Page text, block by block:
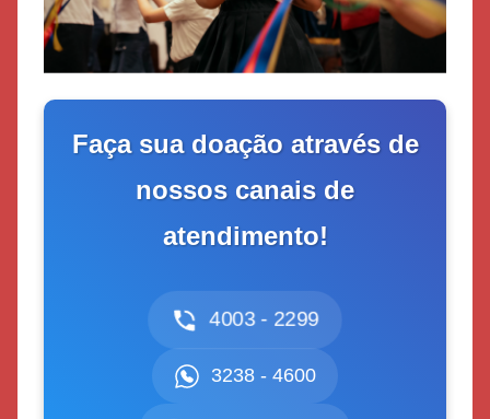
Faça sua doação através de
nossos canais de
atendimento!
4003 - 2299
3238 - 4600